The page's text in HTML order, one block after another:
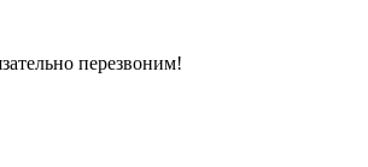
перезвоним!